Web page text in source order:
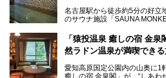
くある点が魅力です！
お好みの温泉施設を見つけて
名古屋駅から徒歩約5分の好立
のサウナ施設「SAUNA
「名古屋駅周辺ってサウナが
にするだけあり、アクセスの
今回は普段は男性専用となって
さっそく取材してきました！
「猿投温泉 癒しの宿 金
然ラドン温泉が満喫でき
愛知高原国定公園内の山奥に1
癒しの宿 金泉閣」が、“しあわ